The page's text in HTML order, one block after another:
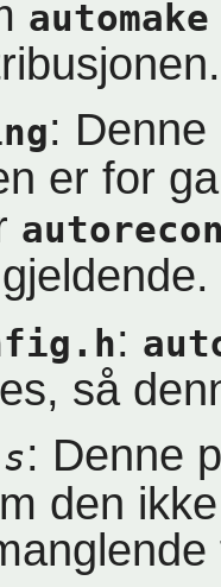
automake
:
er for
:
så
: Denne
den